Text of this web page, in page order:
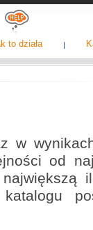
to działa
w
od